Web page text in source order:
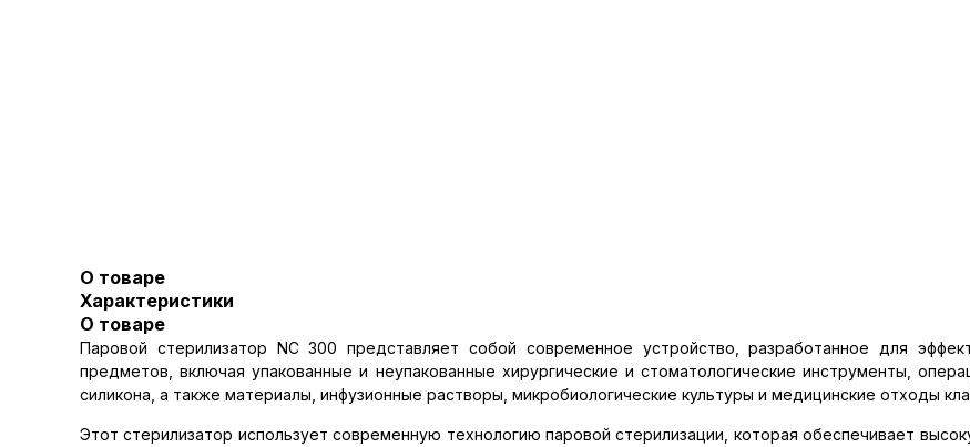
О товаре
Характеристики
О товаре
Паровой стерилизатор NC 300 представляет собой современное устройство, разработанное для
предметов, включая упакованные и неупакованные хирургические и стоматологические инструменты,
силикона, а также материалы, инфузионные растворы, микробиологические культуры и медицинские отходы
Этот стерилизатор использует современную технологию паровой стерилизации, которая обеспечивает